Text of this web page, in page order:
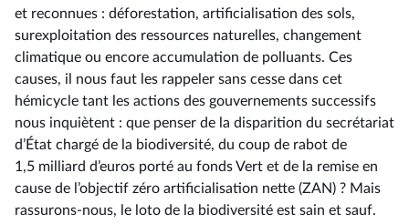
et reconnues : déforestation, artificialisation des sols,
surexploitation des ressources naturelles, changement
climatique ou encore accumulation de polluants. Ces
causes, il nous faut les rappeler sans cesse dans cet
hémicycle tant les actions des gouvernements successifs
nous inquiètent : que penser de la disparition du secrétariat
d’État chargé de la biodiversité, du coup de rabot de
1,5 milliard d’euros porté au fonds Vert et de la remise en
cause de l’objectif zéro artificialisation nette (ZAN) ? Mais
rassurons-nous, le loto de la biodiversité est sain et sauf.